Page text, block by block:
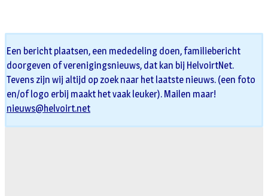
Een bericht plaatsen, een mededeling doen, familiebericht
doorgeven of verenigingsnieuws, dat kan bij HelvoirtNet.
Tevens zijn wij altijd op zoek naar het laatste nieuws. (een foto
en/of logo erbij maakt het vaak leuker). Mailen maar!
nieuws@helvoirt.net